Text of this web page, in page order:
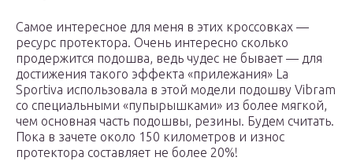
Самое интересное для меня в этих кроссовках —
ресурс протектора. Очень интересно сколько
продержится подошва, ведь чудес не бывает — для
достижения такого эффекта «прилежания» La
Sportiva использовала в этой модели подошву Vibram
со специальными «пупырышками» из более мягкой,
чем основная часть подошвы, резины. Будем считать.
Пока в зачете около 150 километров и износ
протектора составляет не более 20%!